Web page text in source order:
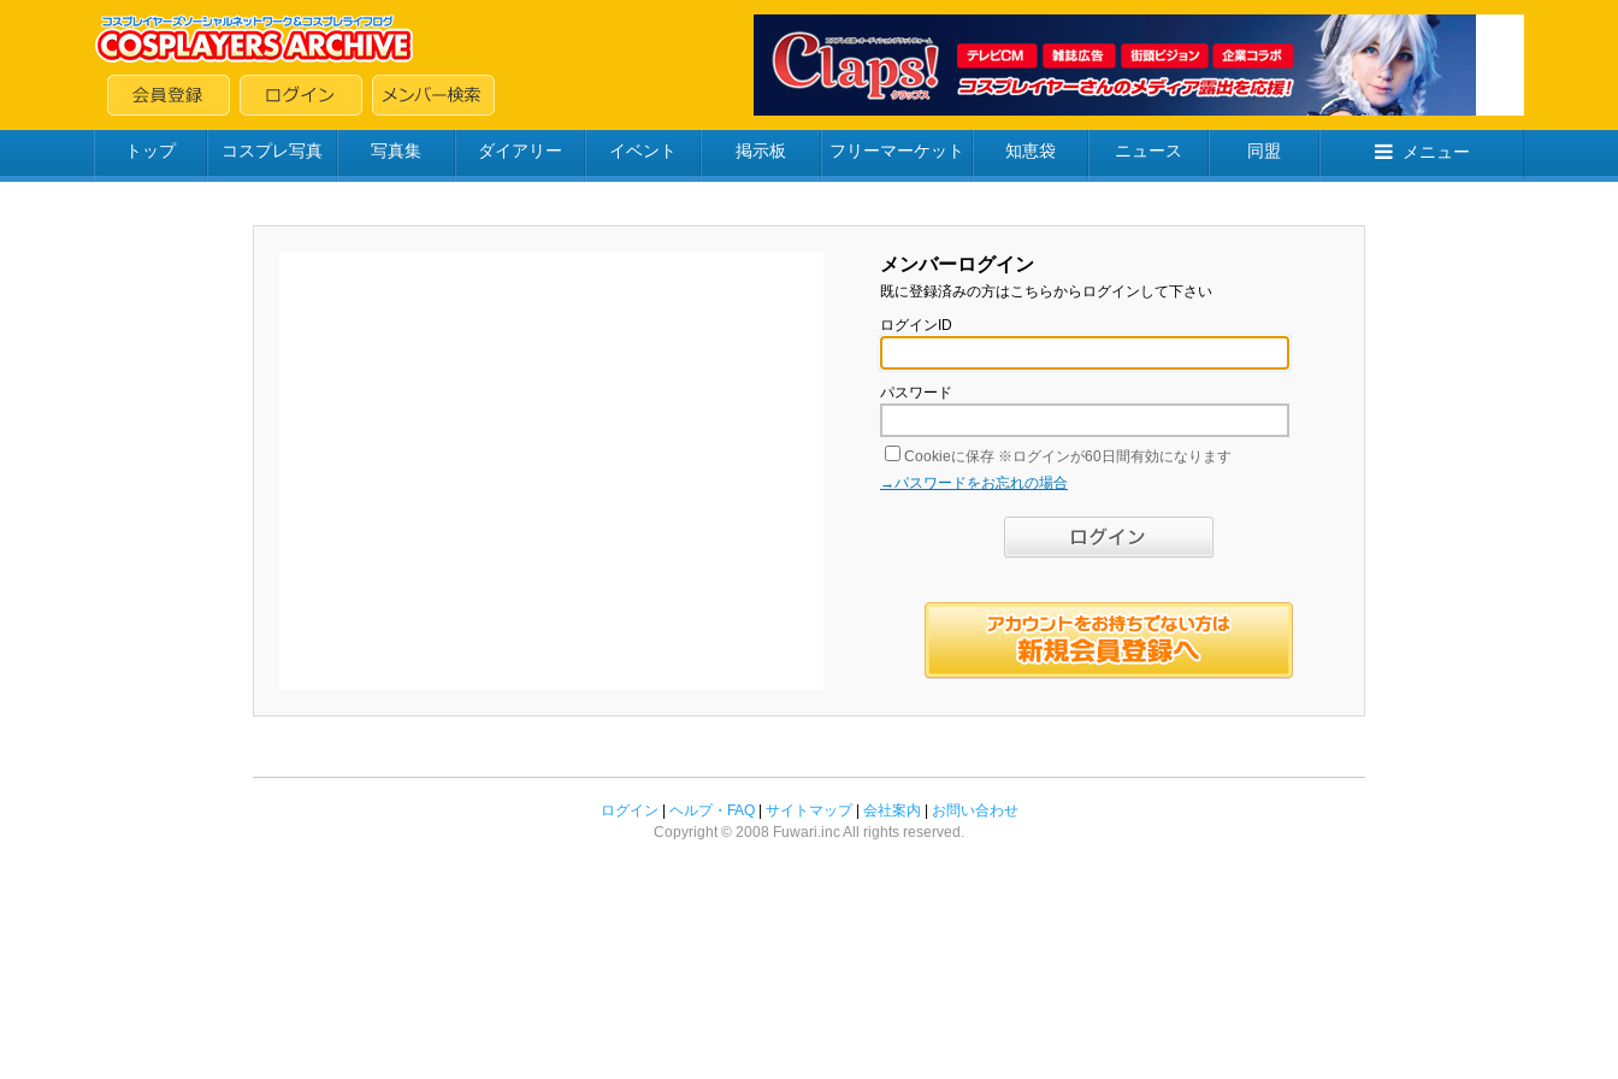
トップ コスプレ写真 写真集 ダイアリー イベント 掲示板 フリーマーケット 知恵袋 ニュース 同盟 メニュー
メンバーログイン
既に登録済みの方はこちらからログインして下さい
ログインID
パスワード
Cookieに保存 ※ログインが60日間有効になります
→パスワードをお忘れの場合
ログイン ヘルプ・FAQ| サイトマップ| 会社案内
お問い合わせ
Copyright © 2008 Fuwari.inc All rights reserved.